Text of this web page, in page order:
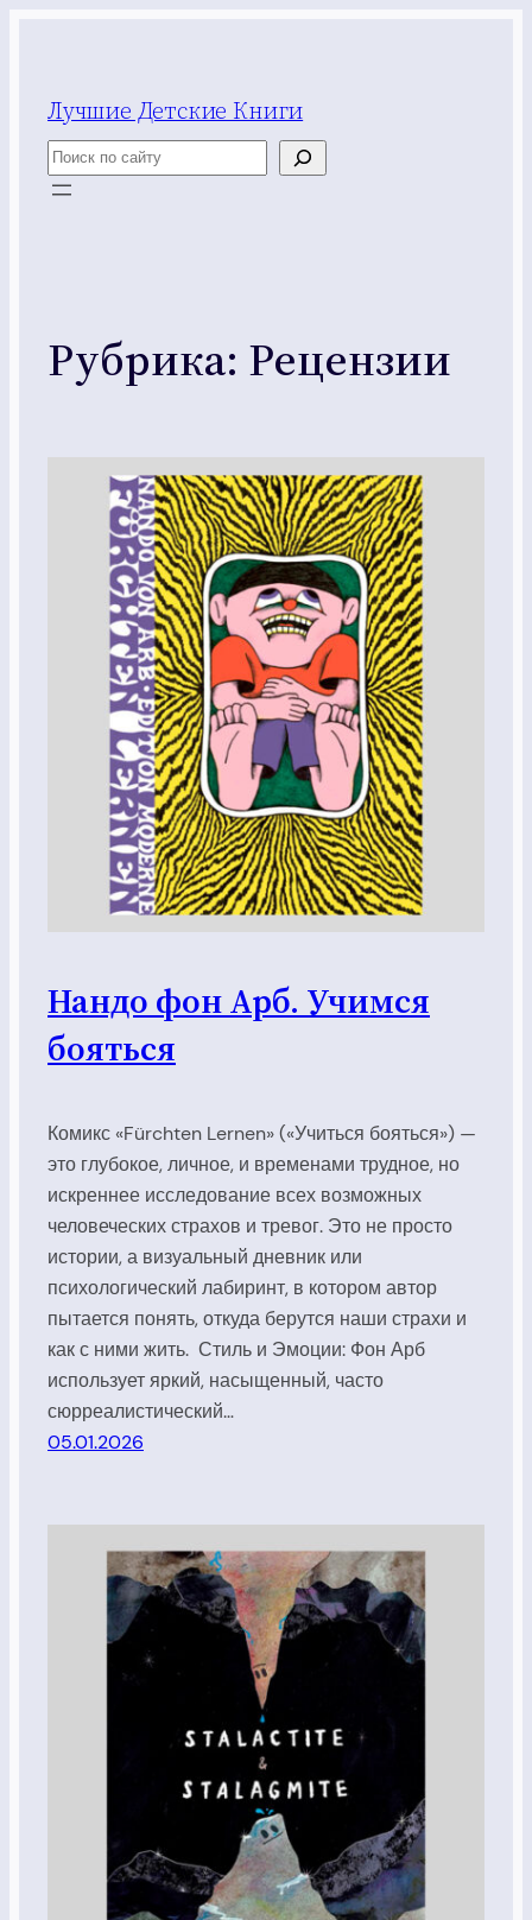
Лучшие Детские Книги
Поиск
Рубрика: Рецензии
Нандо фон Арб. Учимся
бояться
Комикс «Fürchten Lernen» («Учиться бояться») —
это глубокое, личное, и временами трудное, но
искреннее исследование всех возможных
человеческих страхов и тревог. Это не просто
истории, а визуальный дневник или
психологический лабиринт, в котором автор
пытается понять, откуда берутся наши страхи и
как с ними жить. Стиль и Эмоции: Фон Арб
использует яркий, насыщенный, часто
сюрреалистический…
05.01.2026